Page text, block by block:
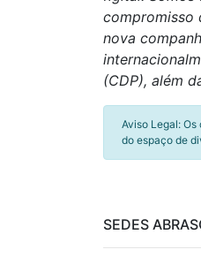
compromisso
nova
(CDP), além
Aviso Legal:
do espaço de
SEDES